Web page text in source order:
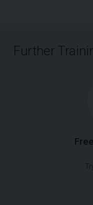
Further